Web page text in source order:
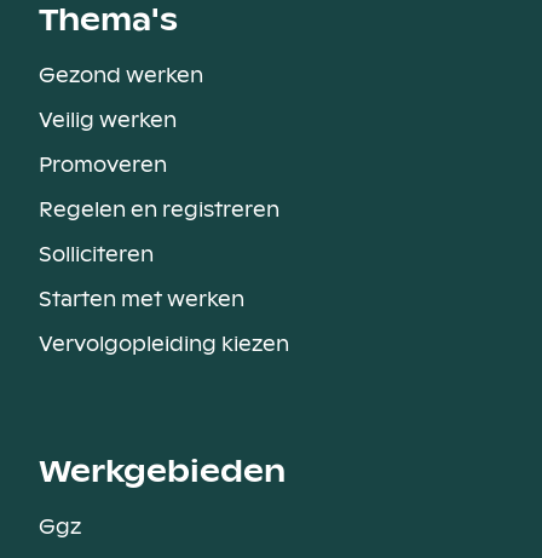
Thema's
Gezond werken
Veilig werken
Promoveren
Regelen en registreren
Solliciteren
Starten met werken
Vervolgopleiding kiezen
Werkgebieden
Ggz